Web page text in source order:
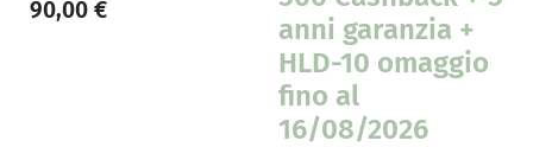
90,00 €
anni garanzia +
HLD-10 omaggio
fino al
16/08/2026